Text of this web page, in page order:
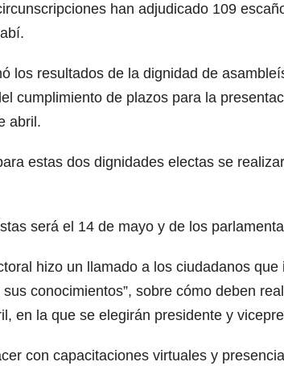
han adjudicado 109
los resultados de la dignidad de
cumplimiento de plazos para la
abril.
estas dos dignidades electas se
será el 14 de mayo y de los
hizo un llamado a los ciudadanos
conocimientos”, sobre cómo deben
en la que se elegirán presidente y
con capacitaciones virtuales y